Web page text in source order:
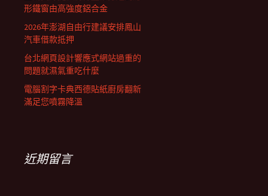
形鐵窗由高強度鋁合金
2026年澎湖自由行建議安排鳳山
汽車借款抵押
台北網頁設計響應式網站過重的
問題就濕氣重吃什麼
電腦割字卡典西德貼紙廚房翻新
滿足您噴霧降溫
近期留言